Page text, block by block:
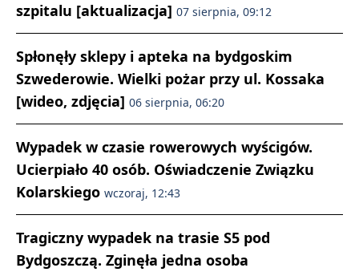
szpitalu [aktualizacja] 07 sierpnia, 09:12
Spłonęły sklepy i apteka na bydgoskim
Szwederowie. Wielki pożar przy ul. Kossaka
[wideo, zdjęcia] 06 sierpnia, 06:20
Wypadek w czasie rowerowych wyścigów.
Ucierpiało 40 osób. Oświadczenie Związku
Kolarskiego wczoraj, 12:43
Tragiczny wypadek na trasie S5 pod
Bydgoszczą. Zginęła jedna osoba